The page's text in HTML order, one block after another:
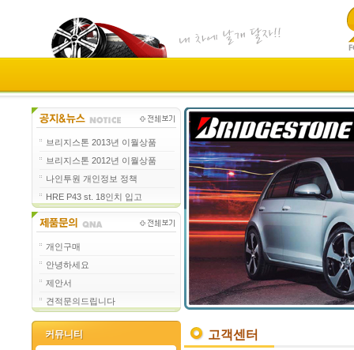
브리지스톤 2013년 이월상품
브리지스톤 2012년 이월상품
나인투원 개인정보 정책
HRE P43 st. 18인치 입고
개인구매
안녕하세요
제안서
견적문의드립니다
커뮤니티
커뮤니티 고객센터